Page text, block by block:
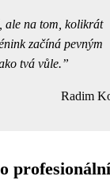
ale na tom, kolikrát
začíná pevným
tvá vůle.
Radim
profesionální